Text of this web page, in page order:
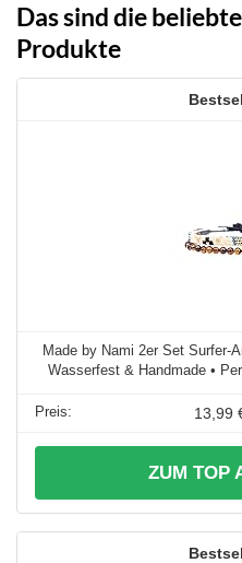
Das sind die
Produkte
Made by Nami 2er Set Surfer-
Wasserfest & Handmade •
13,99
ZUM TOP